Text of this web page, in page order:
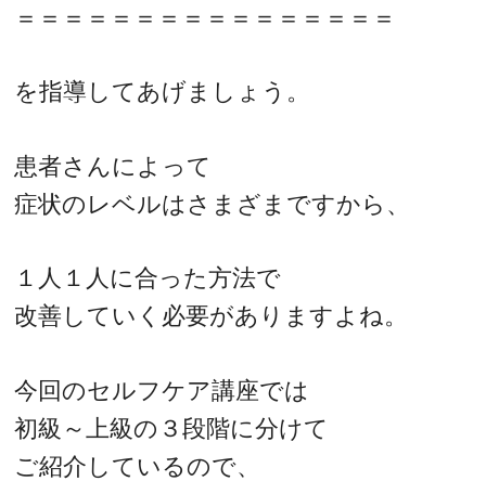
＝＝＝＝＝＝＝＝＝＝＝＝＝＝＝＝
を指導してあげましょう。
患者さんによって
症状のレベルはさまざまですから、
１人１人に合った方法で
改善していく必要がありますよね。
今回のセルフケア講座では
初級～上級の３段階に分けて
ご紹介しているので、